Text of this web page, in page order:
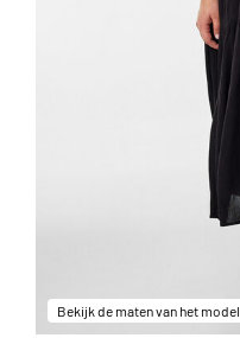
Bekijk de maten van het model